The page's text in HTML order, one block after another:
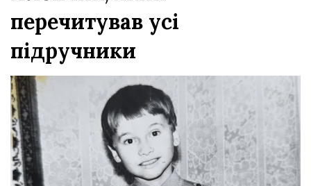
перечитував усі
підручники